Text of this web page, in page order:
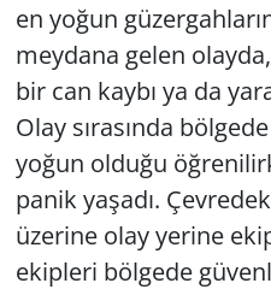
en yoğun
meydana gelen
bir can kaybı ya da
Olay sırasında
yoğun olduğu
panik yaşadı.
üzerine olay yerine
ekipleri bölgede